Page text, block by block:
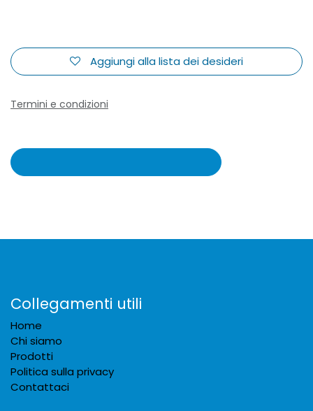
Aggiungi alla lista dei desideri
Termini e condizioni
Collegamenti utili
Home
Chi siamo
Prodotti
Politica sulla privacy
Contattaci